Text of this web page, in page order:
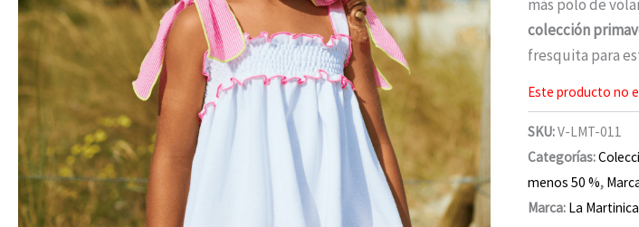
más polo de
colección
fresquita para
Este producto no
SKU:V-LMT-011
Categorías:
menos 50 %,
Marca: La Martinica